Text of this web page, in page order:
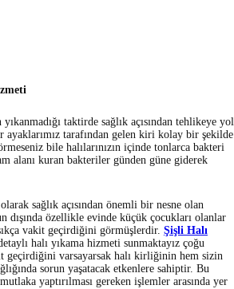
taktirde sağlık açısından tehlikeye yol
ayaklarımız tarafından gelen kiri kolay bir şekilde
bile halılarınızın içinde tonlarca bakteri
alanı kuran bakteriler günden güne giderek
olarak sağlık açısından önemli bir nesne olan
dışında özellikle evinde küçük çocukları olanlar
vakit geçirdiğini görmüşlerdir. Şişli Halı
halı yıkama hizmeti sunmaktayız çoğu
geçirdiğini varsayarsak halı kirliğinin hem sizin
sorun yaşatacak etkenlere sahiptir. Bu
yaptırılması gereken işlemler arasında yer